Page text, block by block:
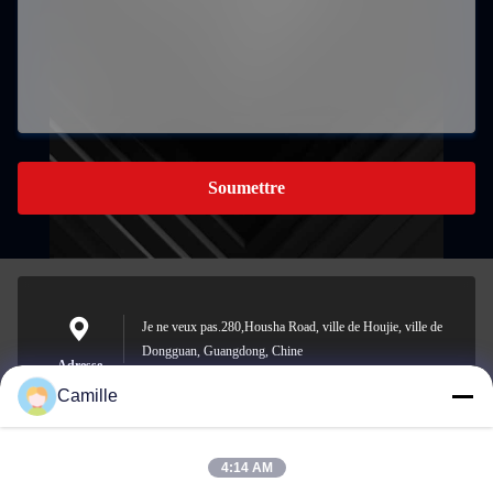
Soumettre
Adresse
Je ne veux pas.280,Housha Road, ville de Houjie, ville de
Dongguan, Guangdong, Chine
sunny.xu@woolsche.com
Camille
4:14 AM